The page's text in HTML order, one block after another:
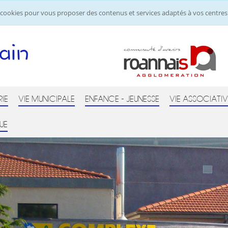
pour vous proposer des contenus et services adaptés à vos
VIE MUNICIPALE ENFANCE - JEUNESSE VIE